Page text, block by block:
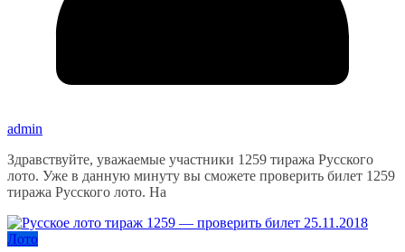
admin
Здравствуйте, уважаемые участники 1259 тиража Русского
лото. Уже в данную минуту вы сможете проверить билет 1259
тиража Русского лото. На
Лото